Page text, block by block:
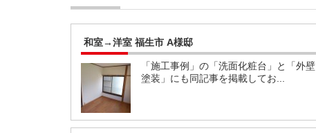
和室→洋室 福生市 A様邸
「施工事例」の「洗面化粧台」と「外壁
塗装」にも同記事を掲載してお...